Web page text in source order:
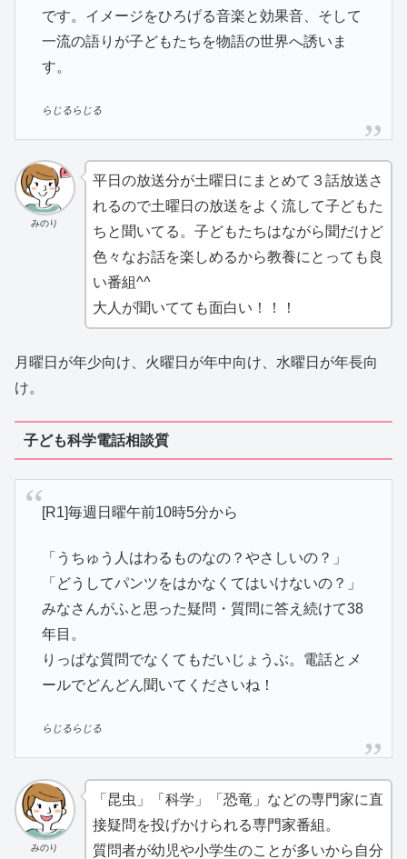
です。イメージをひろげる音楽と効果音、そして
一流の語りが子どもたちを物語の世界へ誘いま
す。
らじるらじる
みのり
平日の放送分が土曜日にまとめて３話放送さ
れるので土曜日の放送をよく流して子どもた
ちと聞いてる。子どもたちはながら聞だけど
色々なお話を楽しめるから教養にとっても良
い番組^^
大人が聞いてても面白い！！！
月曜日が年少向け、火曜日が年中向け、水曜日が年長向
け。
子ども科学電話相談質
[R1]毎週日曜午前10時5分から
「うちゅう人はわるものなの？やさしいの？」
「どうしてパンツをはかなくてはいけないの？」
みなさんがふと思った疑問・質問に答え続けて38
年目。
りっぱな質問でなくてもだいじょうぶ。電話とメ
ールでどんどん聞いてくださいね！
らじるらじる
みのり
「昆虫」「科学」「恐竜」などの専門家に直
接疑問を投げかけられる専門家番組。
質問者が幼児や小学生のことが多いから自分